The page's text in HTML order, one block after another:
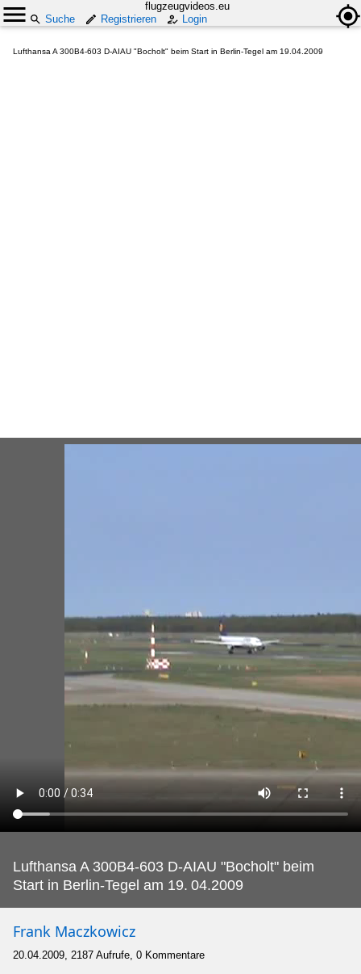
flugzeugvideos.eu
Suche
Registrieren Login
Lufthansa A 300B4-603 D-AIAU "Bocholt" beim Start in Berlin-Tegel am 19.04.2009
Lufthansa A 300B4-603 D-AIAU "Bocholt" beim
Start in Berlin-Tegel am 19. 04.2009
Frank Maczkowicz
20.04.2009, 2187 Aufrufe, 0 Kommentare